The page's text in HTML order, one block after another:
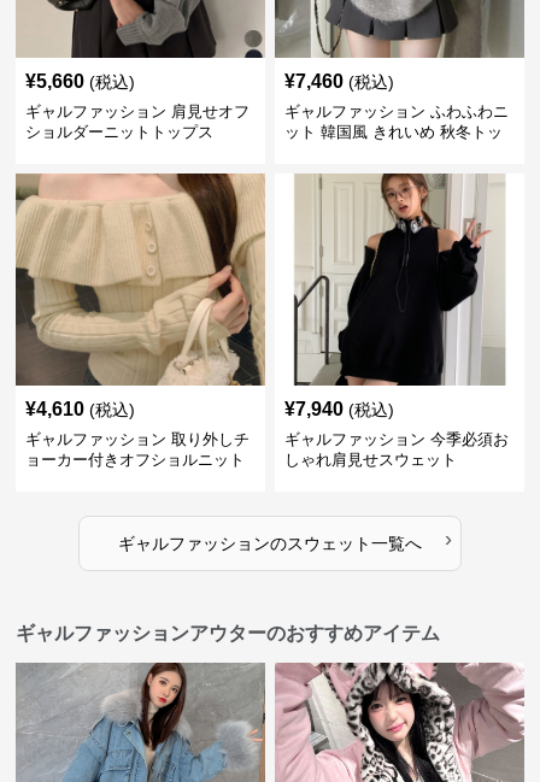
¥5,660 (税込)
ギャルファッション 肩見せオフ
ショルダーニットトップス
¥7,460 (税込)
ギャルファッション ふわふわニ
ット 韓国風 きれいめ 秋冬トッ
¥4,610 (税込)
ギャルファッション 取り外しチ
ョーカー付きオフショルニット
¥7,940 (税込)
ギャルファッション 今季必須お
しゃれ肩見せスウェット
ギャルファッションのスウェット一覧へ ›
ギャルファッションアウターのおすすめアイテム